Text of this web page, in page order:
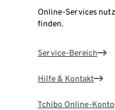
Online-Services
finden.
Service-Bereich
Hilfe & Kontakt
Tchibo Online-Konto